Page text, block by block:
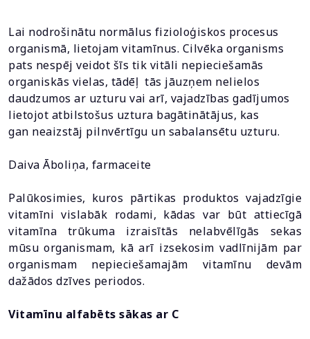
Lai nodrošinātu normālus fizioloģiskos procesus
organismā, lietojam vitamīnus. Cilvēka organisms
pats nespēj veidot šīs tik vitāli nepieciešamās
organiskās vielas, tādēļ tās jāuzņem nelielos
daudzumos ar uzturu vai arī, vajadzības gadījumos
lietojot atbilstošus uztura bagātinātājus, kas
gan neaizstāj pilnvērtīgu un sabalansētu uzturu.
Daiva Āboliņa, farmaceite
Palūkosimies, kuros pārtikas produktos vajadzīgie
vitamīni vislabāk rodami, kādas var būt attiecīgā
vitamīna trūkuma izraisītās nelabvēlīgās sekas
mūsu organismam, kā arī izsekosim vadlīnijām par
organismam nepieciešamajām vitamīnu devām
dažādos dzīves periodos.
Vitamīnu alfabēts sākas ar C